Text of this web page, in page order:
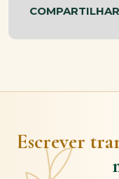
Escrever